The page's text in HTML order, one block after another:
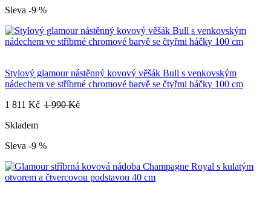
Sleva -9 %
Stylový glamour nástěnný kovový věšák Bull s venkovským
nádechem ve stříbrné chromové barvě se čtyřmi háčky 100 cm
1 811 Kč 1 990 Kč
Skladem
Sleva -9 %